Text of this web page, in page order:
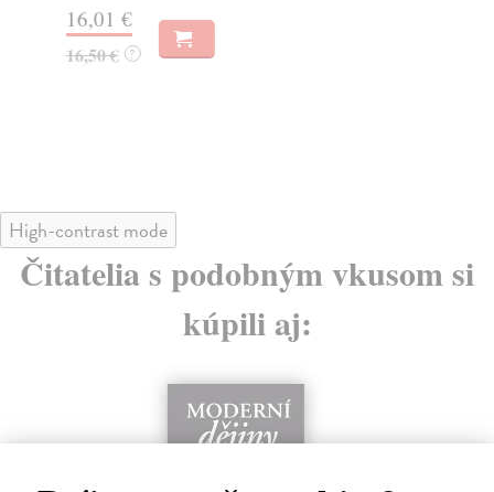
16,01 €
16,50 € ?
High-contrast mode
Čitatelia s podobným vkusom si
kúpili aj: